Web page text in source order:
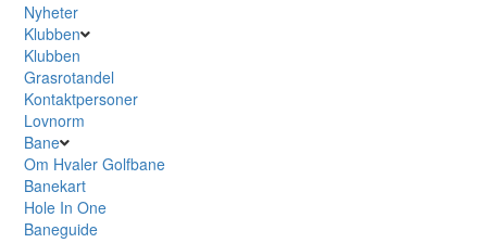
Nyheter
Klubben
Klubben
Grasrotandel
Kontaktpersoner
Lovnorm
Bane
Om Hvaler Golfbane
Banekart
Hole In One
Baneguide